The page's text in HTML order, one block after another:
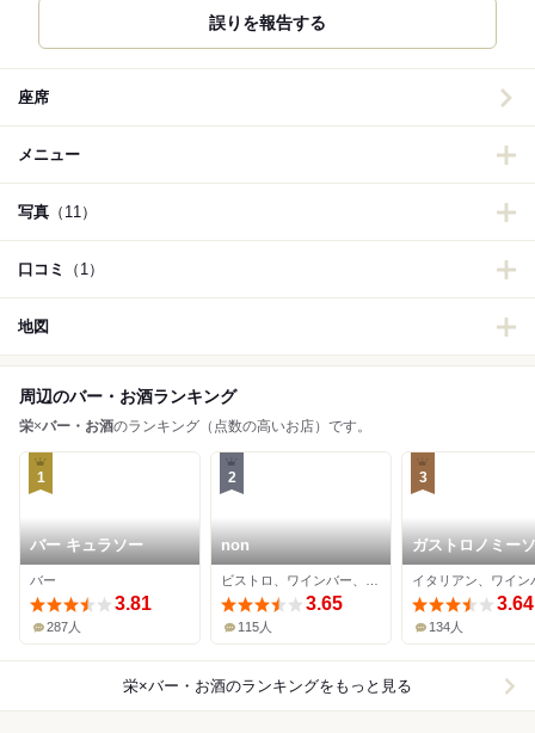
誤りを報告する
座席
メニュー
写真 （11）
口コミ （1）
地図
周辺のバー・お酒ランキング
栄×バー・お酒のランキング（点数の高いお店）です。
1
バー キュラソー
バー
3.81
287人
2
non
3.65
115人
3
ガストロノミー
ヤナギヤ
3.64
134人
栄×バー・お酒のランキングをもっと見る